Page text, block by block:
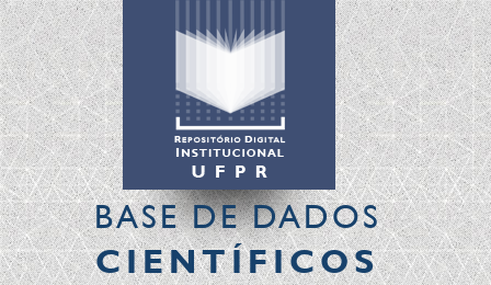
BASE DE DADOS
CIENTÍFICOS